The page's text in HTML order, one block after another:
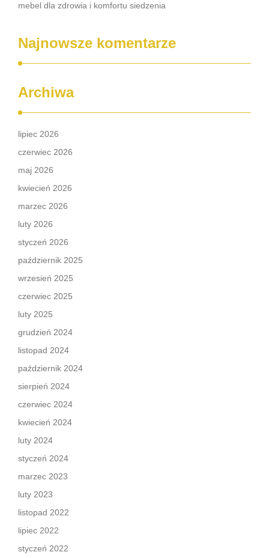
mebel dla zdrowia i komfortu siedzenia
Najnowsze komentarze
Archiwa
lipiec 2026
czerwiec 2026
maj 2026
kwiecień 2026
marzec 2026
luty 2026
styczeń 2026
październik 2025
wrzesień 2025
czerwiec 2025
luty 2025
grudzień 2024
listopad 2024
październik 2024
sierpień 2024
czerwiec 2024
kwiecień 2024
luty 2024
styczeń 2024
marzec 2023
luty 2023
listopad 2022
lipiec 2022
styczeń 2022